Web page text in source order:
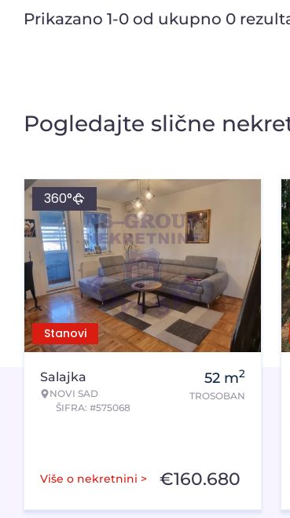
Prikazano 1-0 od ukupno 0
Pogledajte slične
Stanovi
360°
Salajka
NOVI SAD
ŠIFRA: #575068
52 m2
TROSOBAN
Više o nekretnini > €160.680